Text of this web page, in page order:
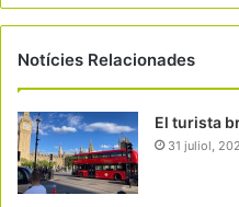
Notícies Relacionades
El turista
31 juliol,